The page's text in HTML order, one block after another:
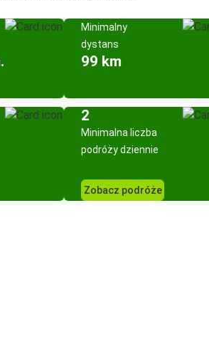
Minimalny
dystans
99 km
2
Minimalna liczba
podróży dziennie
Zobacz podróże